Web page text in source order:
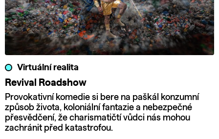
Virtuální realita
Revival Roadshow
Provokativní komedie si bere na paškál konzumní
způsob života, koloniální fantazie a nebezpečné
přesvědčení, že charismatičtí vůdci nás mohou
zachránit před katastrofou.